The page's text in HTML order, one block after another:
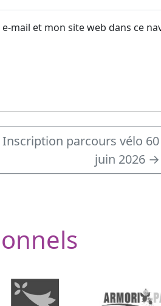
mail et mon site web dans ce
Inscription parcours vélo
juin 2026 →